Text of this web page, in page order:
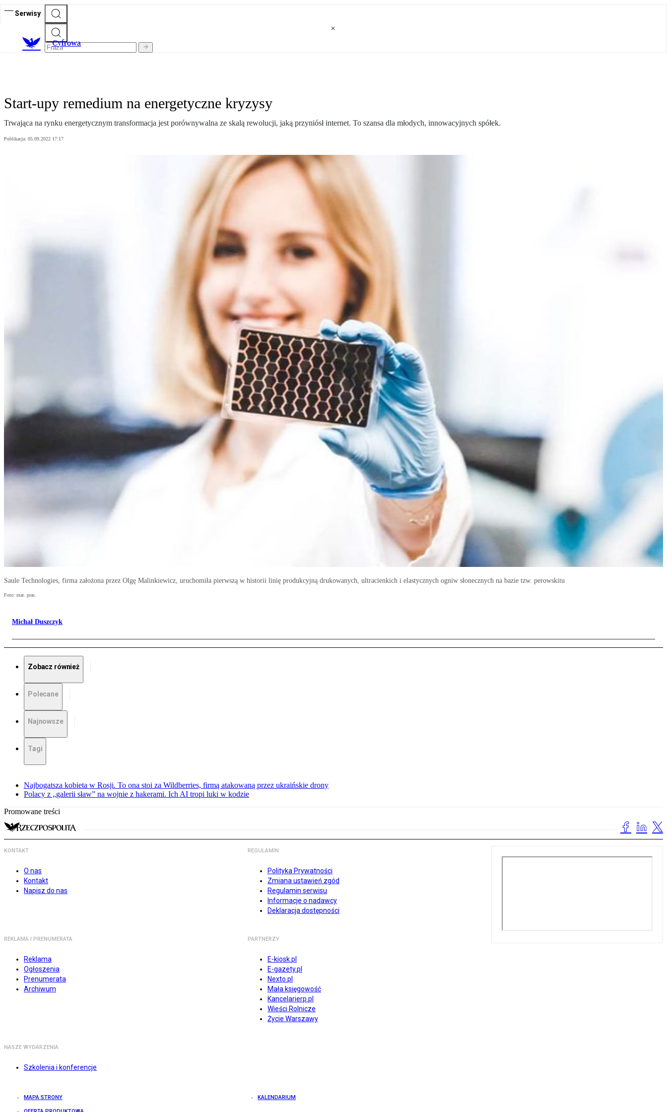
Serwisy
Cyfrowa
Start-upy remedium na energetyczne kryzysy
Trwająca na rynku energetycznym transformacja jest porównywalna ze skalą rewolucji, jaką przyniósł internet. To szansa dla młodych, innowacyjnych spółek.
Publikacja: 05.09.2022 17:17
Saule Technologies, firma założona przez Olgę Malinkiewicz, uruchomiła pierwszą w historii linię produkcyjną drukowanych, ultracienkich i elastycznych ogniw słonecznych na bazie tzw. perowskitu
Foto: mat. pras.
Michał Duszczyk
Zobacz również
Polecane
Najnowsze
Tagi
Najbogatsza kobieta w Rosji. To ona stoi za Wildberries, firmą atakowaną przez ukraińskie drony
Polacy z „galerii sław” na wojnie z hakerami. Ich AI tropi luki w kodzie
Promowane treści
KONTAKT
O nas
Kontakt
Napisz do nas
REGULAMIN
Polityka Prywatności
Zmiana ustawień zgód
Regulamin serwisu
Informacje o nadawcy
Deklaracja dostępności
REKLAMA I PRENUMERATA
Reklama
Ogłoszenia
Prenumerata
Archiwum
PARTNERZY
E-kiosk.pl
E-gazety.pl
Nexto.pl
Mała księgowość
Kancelarierp.pl
Wieści Rolnicze
Życie Warszawy
NASZE WYDARZENIA
Szkolenia i konferencje
MAPA STRONY KALENDARIUM